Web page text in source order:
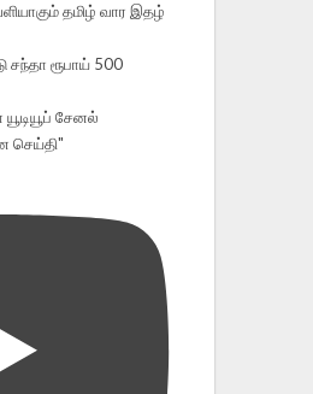
தமிழ் வார இதழ்
ரூபாய் 500
சேனல்
செய்தி"